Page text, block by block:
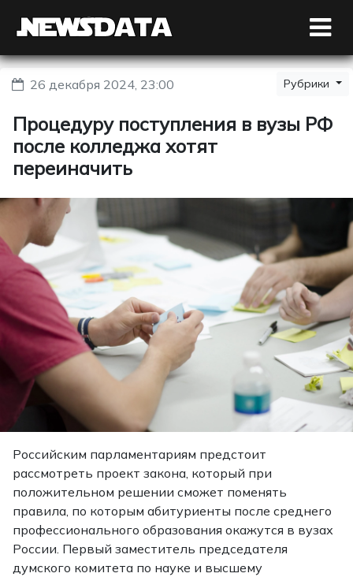
26 декабря 2024, 23:00 Рубрики
Процедуру поступления в вузы РФ
после колледжа хотят
переиначить
Российским парламентариям предстоит
рассмотреть проект закона, который при
положительном решении сможет поменять
правила, по которым абитуриенты после среднего
профессионального образования окажутся в вузах
России. Первый заместитель председателя
думского комитета по науке и высшему